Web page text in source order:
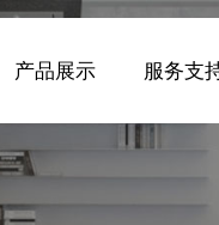
产品展示 服务支